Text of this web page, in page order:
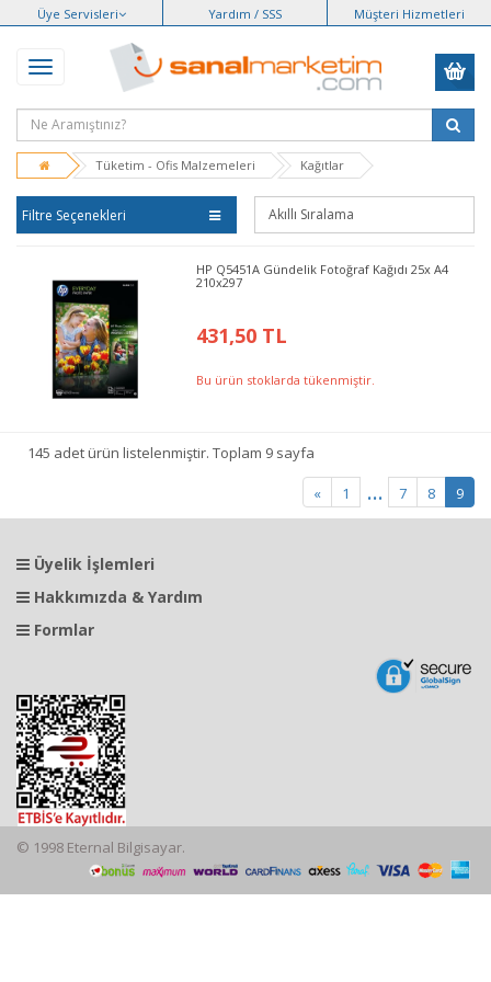
Üye Servisleri Yardım / SSS Müşteri Hizmetleri
Tüketim - Ofis Malzemeleri Kağıtlar
Filtre Seçenekleri
HP Q5451A Gündelik Fotoğraf Kağıdı 25x A4
210x297
431,50 TL
Bu ürün stoklarda tükenmiştir.
145 adet ürün listelenmiştir. Toplam 9 sayfa
« 1 ... 7 8 9
Üyelik İşlemleri
Hakkımızda & Yardım
Formlar
© 1998 Eternal Bilgisayar.